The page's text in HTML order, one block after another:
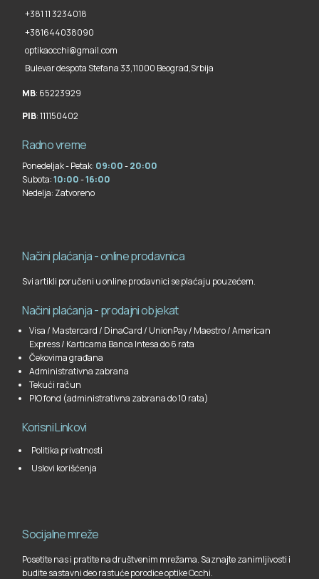
+381 11 3234018
+381644038090
optikaocchi@gmail.com
Bulevar despota Stefana 33,11000 Beograd,Srbija
MB: 65223929
PIB: 111150402
Radno vreme
Ponedeljak - Petak: 09:00-20:00
Subota:10:00-16:00
Nedelja: Zatvoreno
Načini plaćanja - online prodavnica
Svi artikli poručeni u online prodavnici se plaćaju pouzećem.
Načini plaćanja - prodajni objekat
Visa / Mastercard / DinaCard / UnionPay / Maestro / American
Express / Karticama Banca Intesa do 6 rata
Čekovima građana
Administrativna zabrana
Tekući račun
PIO fond (administrativna zabrana do 10 rata)
Korisni Linkovi
Politika privatnosti
Uslovi korišćenja
Socijalne mreže
Posetite nas i pratite na društvenim mrežama. Saznajte zanimljivosti i
budite sastavni deo rastuće porodice optike Occhi.